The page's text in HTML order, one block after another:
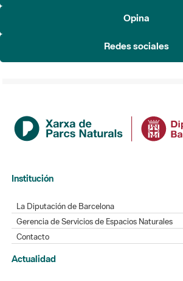
Opina
Redes sociales
Institución
La Diputación de Barcelona
Gerencia de Servicios de Espacios Naturales
Contacto
Actualidad